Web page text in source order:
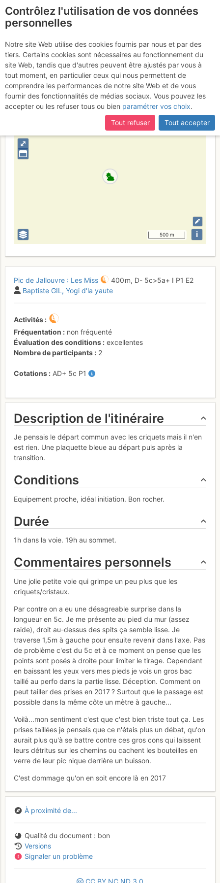
Pic de Jallouvre : Les
Miss
Mardi 1 août 2017
France Haute-Savoie Bornes - Aravis
⤢
500 m i
Pic de Jallouvre : Les Miss 400 m, D- 5c>5a+ I P1 E2
Baptiste GIL
Yogi d'la yaute
Activités
Fréquentation
non fréquenté
Évaluation des conditions
excellentes
Nombre de participants
2
Cotations AD+ 5c P1
Description de l'itinéraire
Je pensais le départ commun avec les criquets mais il n'en
est rien. Une plaquette bleue au départ puis après la
transition.
Conditions
Equipement proche, idéal initiation. Bon rocher.
Durée
1h dans la voie. 19h au sommet.
Commentaires personnels
Une jolie petite voie qui grimpe un peu plus que les
criquets/cristaux.
Par contre on a eu une désagreable surprise dans la
longueur en 5c. Je me présente au pied du mur (assez
raide), droit au-dessus des spits ça semble lisse. Je
traverse 1,5m à gauche pour ensuite revenir dans l'axe. Pas
de problème c'est du 5c et à ce moment on pense que les
points sont posés à droite pour limiter le tirage. Cependant
en baissant les yeux vers mes pieds je vois un gros bac
taillé au perfo dans la partie lisse. Déception. Comment on
peut tailler des prises en 2017 ? Surtout que le passage est
possible dans la même côte un mètre à gauche...
Voilà...mon sentiment c'est que c'est bien triste tout ça. Les
prises taillées je pensais que ce n'étais plus un débat, qu'on
aurait plus qu'à se battre contre ces gros cons qui laissent
leurs détritus sur les chemins ou cachent les bouteilles en
verre de leur pic nique derrière un buisson.
C'est dommage qu'on en soit encore là en 2017
À proximité de...
Qualité du document
bon
Versions
Signaler un problème
Contrôlez l'utilisation de vos données
personnelles
Notre site Web utilise des cookies fournis par nous et par des
tiers. Certains cookies sont nécessaires au fonctionnement du
site Web, tandis que d'autres peuvent être ajustés par vous à
tout moment, en particulier ceux qui nous permettent de
comprendre les performances de notre site Web et de vous
fournir des fonctionnalités de médias sociaux. Vous pouvez les
accepter ou les refuser tous ou bien paramétrer vos choix.
Tout refuser
Tout accepter